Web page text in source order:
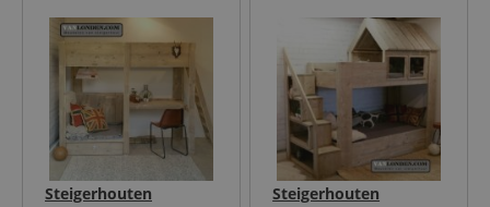
Steigerhouten
Steigerhouten